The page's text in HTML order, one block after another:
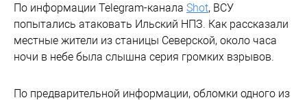
По информации Telegram-канала Shot, ВСУ
попытались атаковать Ильский НПЗ. Как рассказали
местные жители из станицы Северской, около часа
ночи в небе была слышна серия громких взрывов.
По предварительной информации, обломки одного из